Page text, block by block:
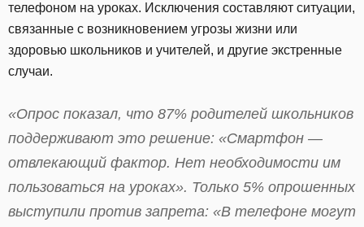
телефоном на уроках. Исключения составляют ситуации,
связанные с возникновением угрозы жизни или
здоровью школьников и учителей, и другие экстренные
случаи.
«Опрос показал, что 87% родителей школьников
поддерживают это решение: «Смартфон —
отвлекающий фактор. Нет необходимости им
пользоваться на уроках». Только 5% опрошенных
выступили против запрета: «В телефоне могут